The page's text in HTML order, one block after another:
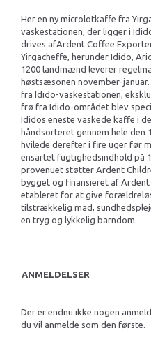
Her en ny microlotkaffe fra
vaskestationen, der ligger i
drives afArdent Coffee
Yirgacheffe, herunder Idido,
1200 landmænd leverer
høstsæsonen november-
fra Idido-vaskestationen,
frø fra Idido-området blev
Ididos eneste vaskede kaffe i
håndsorteret gennem hele den
hvilede derefter i fire uger før
ensartet fugtighedsindhold på
provenuet støtter Ardent
bygget og finansieret af
etableret for at give
tilstrækkelig mad,
en tryg og lykkelig barndom.
ANMELDELSER
Der er endnu ikke nogen
du vil anmelde som den første.